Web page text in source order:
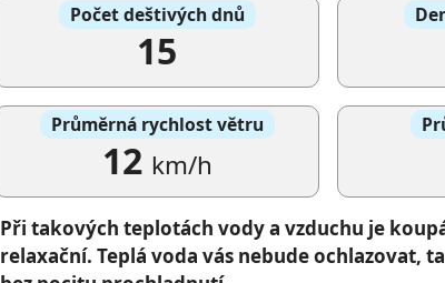
Počet deštivých dnů
15
Průměrná rychlost větru
12 km/h
Při takových teplotách vody a vzduchu je
relaxační. Teplá voda vás nebude ochlazovat,